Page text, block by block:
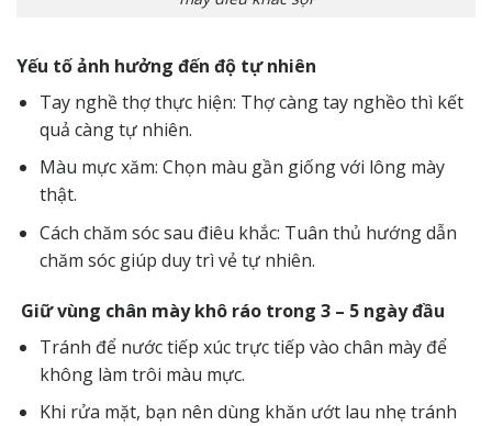
Yếu tố ảnh hưởng đến độ tự nhiên
Tay nghề thợ thực hiện: Thợ càng tay nghềo thì kết
quả càng tự nhiên.
Màu mực xăm: Chọn màu gần giống với lông mày
thật.
Cách chăm sóc sau điêu khắc: Tuân thủ hướng dẫn
chăm sóc giúp duy trì vẻ tự nhiên.
Giữ vùng chân mày khô ráo trong 3 – 5 ngày đầu
Tránh để nước tiếp xúc trực tiếp vào chân mày để
không làm trôi màu mực.
Khi rửa mặt, bạn nên dùng khăn ướt lau nhẹ tránh